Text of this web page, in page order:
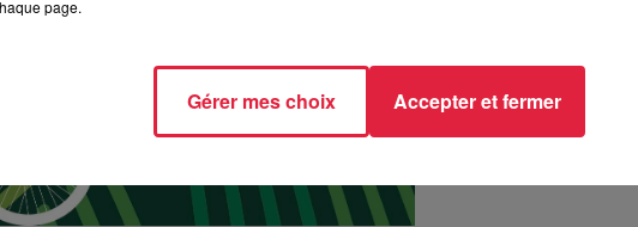
page.
Gérer mes choix Accepter et fermer